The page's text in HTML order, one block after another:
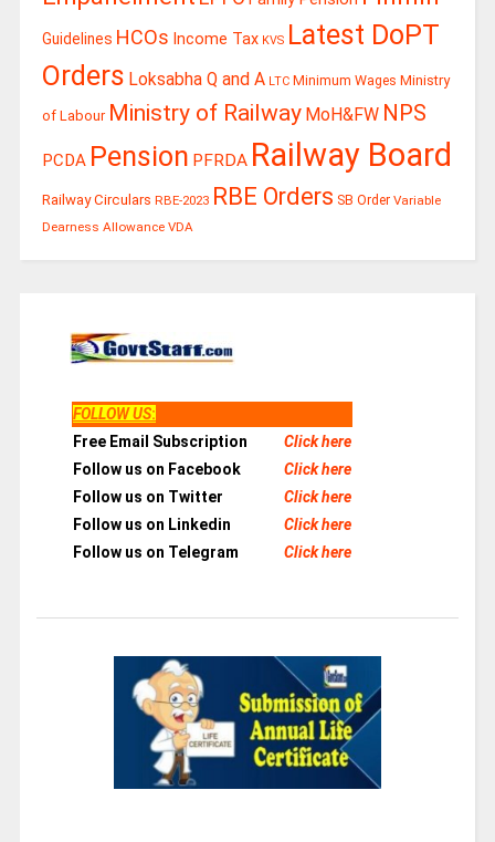
Guidelines HCOs Income Tax KVS Latest DoPT
Orders Loksabha Q and A LTC Minimum Wages Ministry
of Labour Ministry of Railway MoH&FW NPS
PCDA Pension PFRDA Railway Board
Railway Circulars RBE-2023 RBE Orders SB Order Variable
Dearness Allowance VDA
FOLLOW US:
Free Email Subscription
Click here
Follow us on Facebook
Click here
Follow us on Twitter
Click here
Follow us on Linkedin
Click here
Follow us on Telegram
Click here